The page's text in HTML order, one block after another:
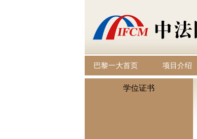
巴黎一大首页 项目介绍
学位证书